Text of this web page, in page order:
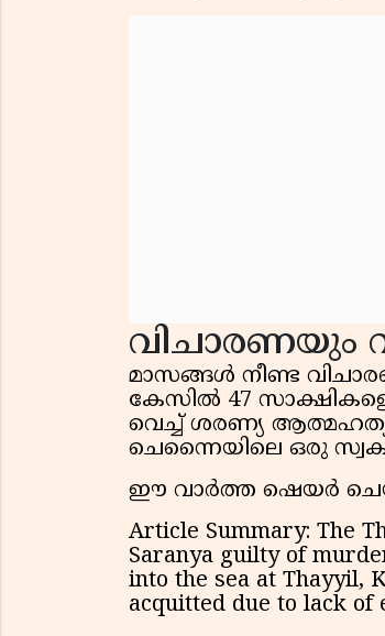
വിചാരണയും
മാസങ്ങൾ നീണ്ട
കേസിൽ 47
വെച്ച് ശരണ്യ
ചെന്നൈയിലെ ഒരു
ഈ വാർത്ത ഷെയർ
Article Summary: The
Saranya guilty of
into the sea at Thayyil,
acquitted due to lack of